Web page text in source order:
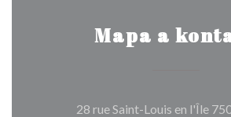
Mapa a
28 rue Saint-Louis en l'Île